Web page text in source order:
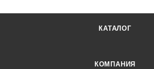
КАТАЛОГ
КОМПАНИЯ